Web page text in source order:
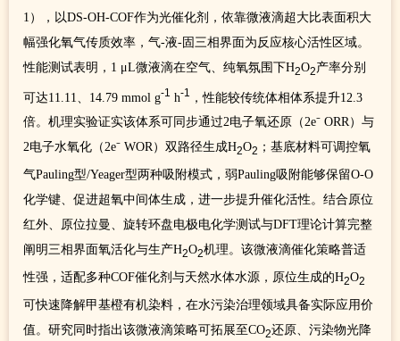
1），以DS-OH-COF作为光催化剂，依靠微液滴超大比表面积大
幅强化氧气传质效率，气-液-固三相界面为反应核心活性区域。
性能测试表明，1 μL微液滴在空气、纯氧氛围下H2O2产率分别
可达11.11、14.79 mmol g-1 h-1
，性能较传统体相体系提升12.3
倍。机理实验证实该体系可同步通过2电子氧还原（2e⁻ ORR）与
2电子水氧化（2e⁻ WOR）双路径生成H2O2 ；基底材料可调控氧
气Pauling型/Yeager型两种吸附模式，弱Pauling吸附能够保留O-O
化学键、促进超氧中间体生成，进一步提升催化活性。结合原位
红外、原位拉曼、旋转环盘电极电化学测试与DFT理论计算完整
阐明三相界面氧活化与生产H2O2机理。该微液滴催化策略普适
性强，适配多种COF催化剂与天然水体水源，原位生成的H2O2
可快速降解甲基橙有机染料，在水污染治理领域具备实际应用价
值。研究同时指出该微液滴策略可拓展至CO2还原、污染物光降